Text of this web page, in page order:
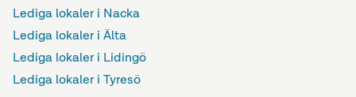
Lediga lokaler i Nacka
Lediga lokaler i Älta
Lediga lokaler i Lidingö
Lediga lokaler i Tyresö